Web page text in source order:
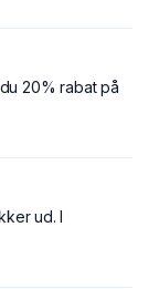
20% rabat på
ud. I